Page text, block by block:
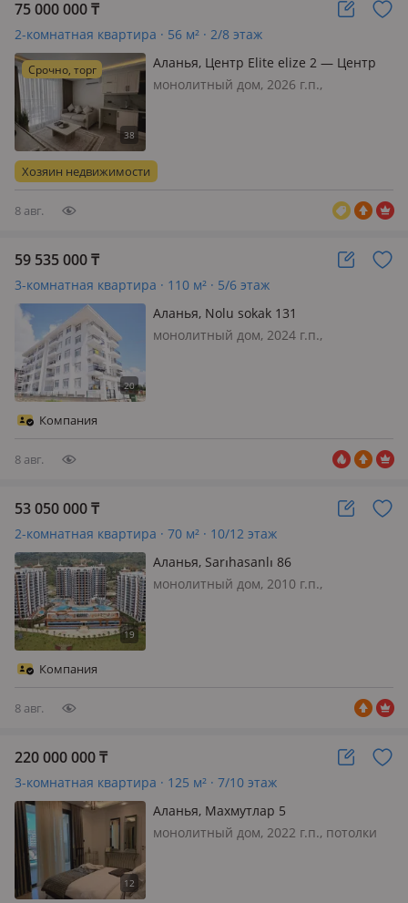
75 000 000₸
2-комнатная квартира · 56 м² · 2/8 этаж
Срочно, торг
Аланья, Центр Elite elize 2 — Центр
монолитный дом, 2026 г.п.,
города Алании продаётся квартира
1+1 56 кв. м в новом ЖК Elite Elize 2
Хозяин недвижимости
8 авг.
59 535 000₸
3-комнатная квартира · 110 м² · 5/6 этаж
Аланья, Nolu sokak 131
монолитный дом, 2024 г.п.,
Компания
8 авг.
53 050 000₸
2-комнатная квартира · 70 м² · 10/12 этаж
Аланья, Sarıhasanlı 86
монолитный дом, 2010 г.п.,
Компания
8 авг.
220 000 000₸
3-комнатная квартира · 125 м² · 7/10 этаж
Аланья, Махмутлар 5
монолитный дом, 2022 г.п., потолки